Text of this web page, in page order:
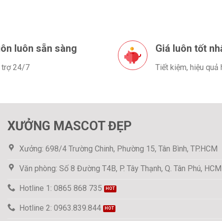
luôn sẵn sàng
trợ 24/7
Giá luôn tốt
Tiết kiệm, hiệu quả
XƯỞNG MASCOT ĐẸP
Xưởng: 698/4 Trường Chinh, Phường 15, Tân Bình, TP.HCM
Văn phòng: Số 8 Đường T4B, P. Tây Thạnh, Q. Tân Phú, HCM
Hotline 1: 0865 868 735
Hotline 2: 0963.839.844